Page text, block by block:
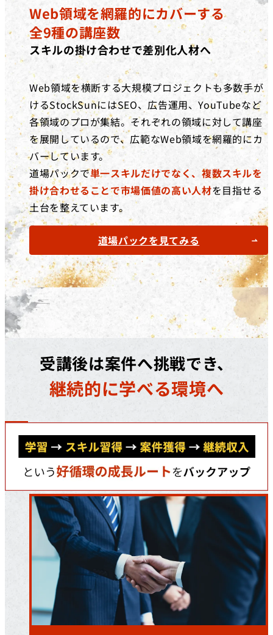
Web領域を網羅的にカバーする
全9種の講座数
スキルの掛け合わせで差別化人材へ
Web領域を横断する大規模プロジェクトも多数手が
けるStockSunにはSEO、広告運用、YouTubeなど
各領域のプロが集結。それぞれの領域に対して講座
を展開しているので、広範なWeb領域を網羅的にカ
バーしています。
道場パックで単一スキルだけでなく、複数スキルを
掛け合わせることで市場価値の高い人材を目指せる
土台を整えています。
道場パックを見てみる
受講後は案件へ挑戦でき、
継続的に学べる環境へ